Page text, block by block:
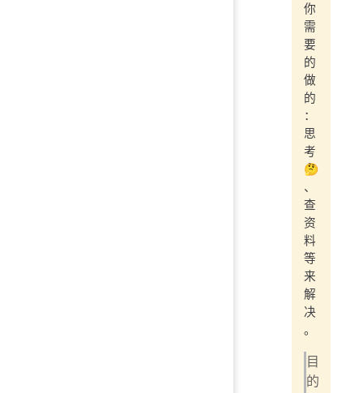
你
需
要
的
做
的
：
思
考
🤔️
、
查
资
料
等
来
解
决
。
目
的